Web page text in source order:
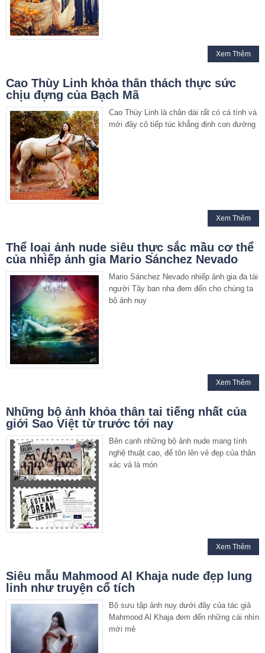
Xem Thêm
Cao Thùy Linh khỏa thân thách thực sức
chịu đựng của Bạch Mã
Cao Thùy Linh là chân dài rất có cá tính và
mới đây cô tiếp túc khẳng định con đường
Xem Thêm
Thể loại ảnh nude siêu thực sắc mầu cơ thể
của nhiếp ảnh gia Mario Sánchez Nevado
Mario Sánchez Nevado nhiếp ảnh gia đa tài
người Tây ban nha đem đến cho chúng ta
bộ ảnh nuy
Xem Thêm
Những bộ ảnh khỏa thân tai tiếng nhất của
giới Sao Việt từ trước tới nay
Bên cạnh những bộ ảnh nude mang tính
nghệ thuật cao, để tôn lên vẻ đẹp của thân
xác và là món
Xem Thêm
Siêu mẫu Mahmood Al Khaja nude đẹp lung
linh như truyện cổ tích
Bộ sưu tập ảnh nuy dưới đây của tác giả
Mahmood Al Khaja đem đến những cái nhìn
mới mẻ